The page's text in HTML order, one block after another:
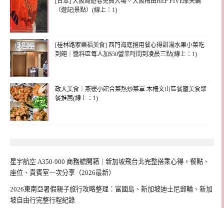
（遊記|景點）(線上：1)
[桂林路家樂福美食] 西門海底撈用餐心得甜湯水果小菜吃
到飽｜醬料區每人加$50營業時間到凌晨三點(線上：1)
政大美食｜燕樓小館合菜熱炒菜單 木柵文山區餐廳美食聚
餐推薦(線上：1)
星宇航空 A350-900 商務艙開箱｜新加坡飛台北完整搭乘心得，餐點、
座位、貴賓室一次分享（2026最新）
2026東南亞暑假親子旅行攻略整理：富國島、新加坡迪士尼郵輪、新加
坡自由行完整行程紀錄